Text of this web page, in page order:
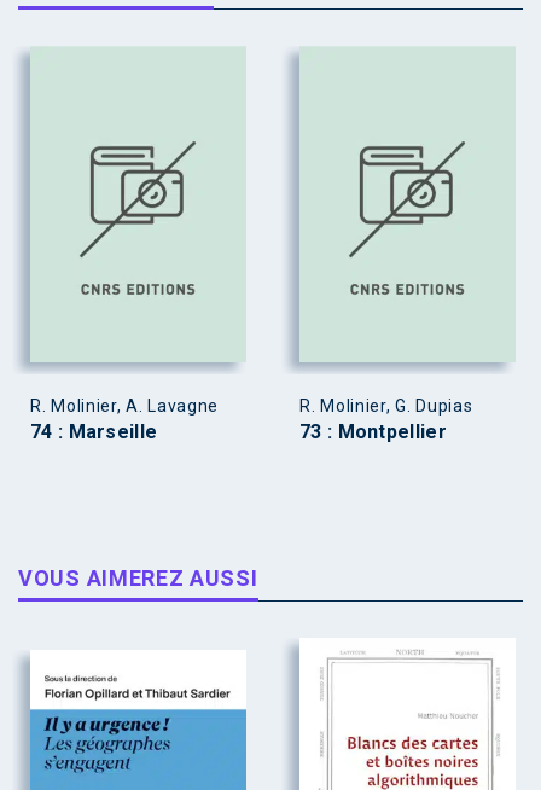
R. Molinier, A. Lavagne
74 : Marseille
R. Molinier, G. Dupias
73 : Montpellier
VOUS AIMEREZ AUSSI